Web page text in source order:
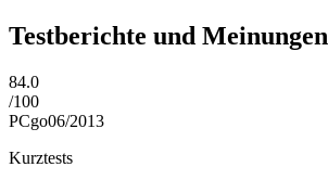
Testberichte und Meinungen
84.0
/100
PCgo06/2013
Kurztests